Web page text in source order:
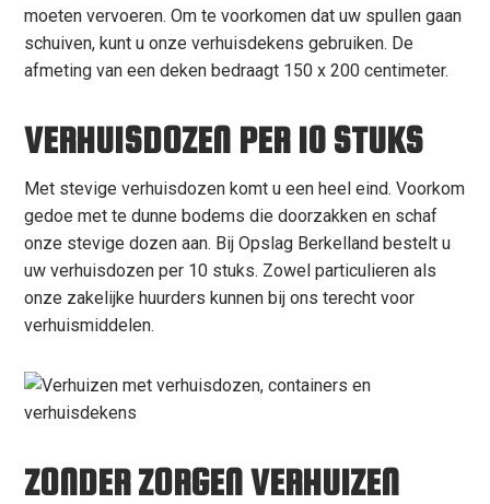
moeten vervoeren. Om te voorkomen dat uw spullen gaan
schuiven, kunt u onze verhuisdekens gebruiken. De
afmeting van een deken bedraagt 150 x 200 centimeter.
VERHUISDOZEN PER 10 STUKS
Met stevige verhuisdozen komt u een heel eind. Voorkom
gedoe met te dunne bodems die doorzakken en schaf
onze stevige dozen aan. Bij Opslag Berkelland bestelt u
uw verhuisdozen per 10 stuks. Zowel particulieren als
onze zakelijke huurders kunnen bij ons terecht voor
verhuismiddelen.
ZONDER ZORGEN VERHUIZEN